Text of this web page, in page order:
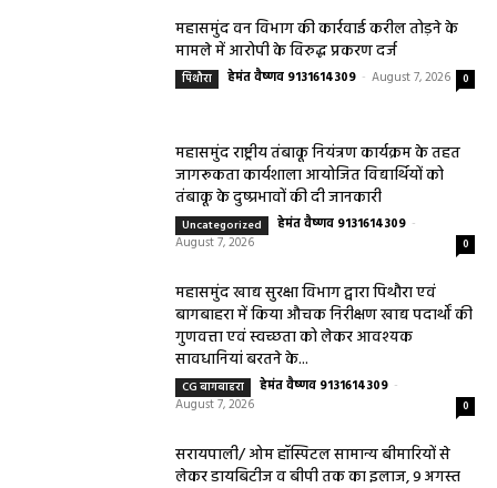
महासमुंद वन विभाग की कार्रवाई करील तोड़ने के
मामले में आरोपी के विरुद्ध प्रकरण दर्ज
पिथौरा हेमंत वैष्णव 9131614309 - August 7, 2026 0
महासमुंद राष्ट्रीय तंबाकू नियंत्रण कार्यक्रम के तहत
जागरूकता कार्यशाला आयोजित विद्यार्थियों को
तंबाकू के दुष्प्रभावों की दी जानकारी
Uncategorized हेमंत वैष्णव 9131614309 -
August 7, 2026
0
महासमुंद खाद्य सुरक्षा विभाग द्वारा पिथौरा एवं
बागबाहरा में किया औचक निरीक्षण खाद्य पदार्थों की
गुणवत्ता एवं स्वच्छता को लेकर आवश्यक
सावधानियां बरतने के...
CG बागबाहरा हेमंत वैष्णव 9131614309 -
August 7, 2026
0
सरायपाली/ ओम हॉस्पिटल सामान्य बीमारियों से
लेकर डायबिटीज व बीपी तक का इलाज, 9 अगस्त